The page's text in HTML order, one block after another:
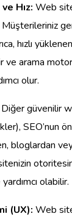
Hız: Web
Müşterileriniz
hızlı
arama
olur.
Diğer güvenilir
SEO’nun
bloglardan
olabilir.
(UX): Web